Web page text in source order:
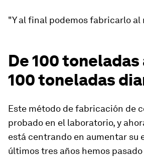
"Y al final podemos fabricarlo al
De 100 toneladas
100 toneladas
Este método de fabricación de
probado en el laboratorio, y
está centrando en aumentar su
últimos tres años hemos